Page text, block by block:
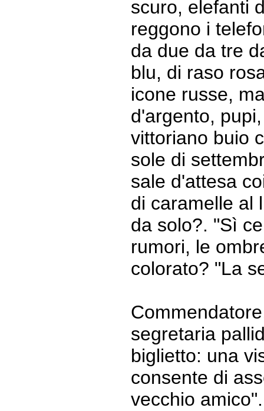
scuro, elefanti
reggono i
da due da tre
blu, di raso
icone russe,
d'argento,
vittoriano buio
sole di
sale d'attesa
di caramelle al
da solo?. "Sì
rumori, le
colorato? "La
segretaria
biglietto: una
consente di
vecchio amico".